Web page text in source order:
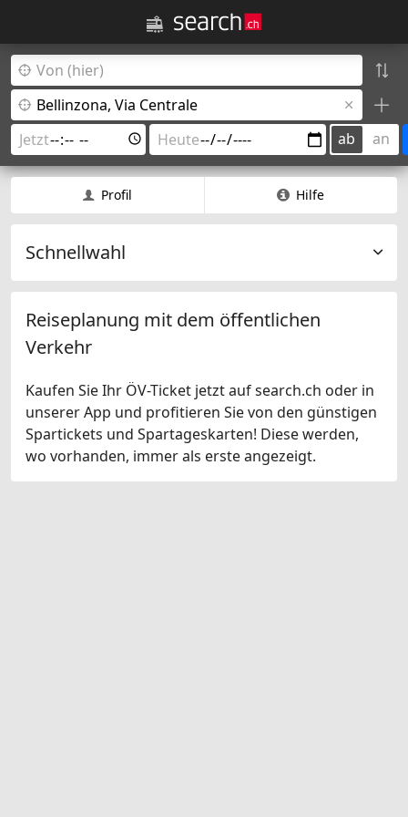
ab an
Profil Hilfe
Schnellwahl
Reiseplanung mit dem öffentlichen
Verkehr
Kaufen Sie Ihr ÖV-Ticket jetzt auf search.ch oder in
unserer App und profitieren Sie von den günstigen
Spartickets und Spartageskarten! Diese werden,
wo vorhanden, immer als erste angezeigt.